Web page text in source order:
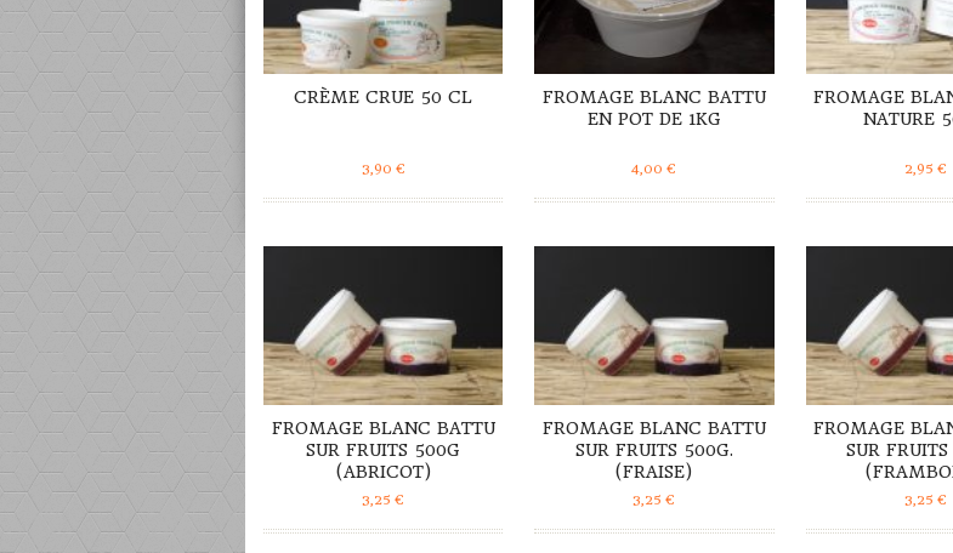
CRÈME CRUE 50 CL
3,90 €
FROMAGE BLANC BATTU
EN POT DE 1KG
4,00€
FROMAGE
NATURE
2,95 €
DÉTAILS
FROMAGE BLANC BATTU
SUR FRUITS 500G
(ABRICOT)
3,25€
DÉTAILS
FROMAGE BLANC BATTU
SUR FRUITS 500G.
(FRAISE)
3,25€
FROMAGE
SUR
3,25 €
DÉTAILS DÉTAILS